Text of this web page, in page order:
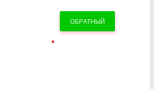
ОБРАТНЫЙ